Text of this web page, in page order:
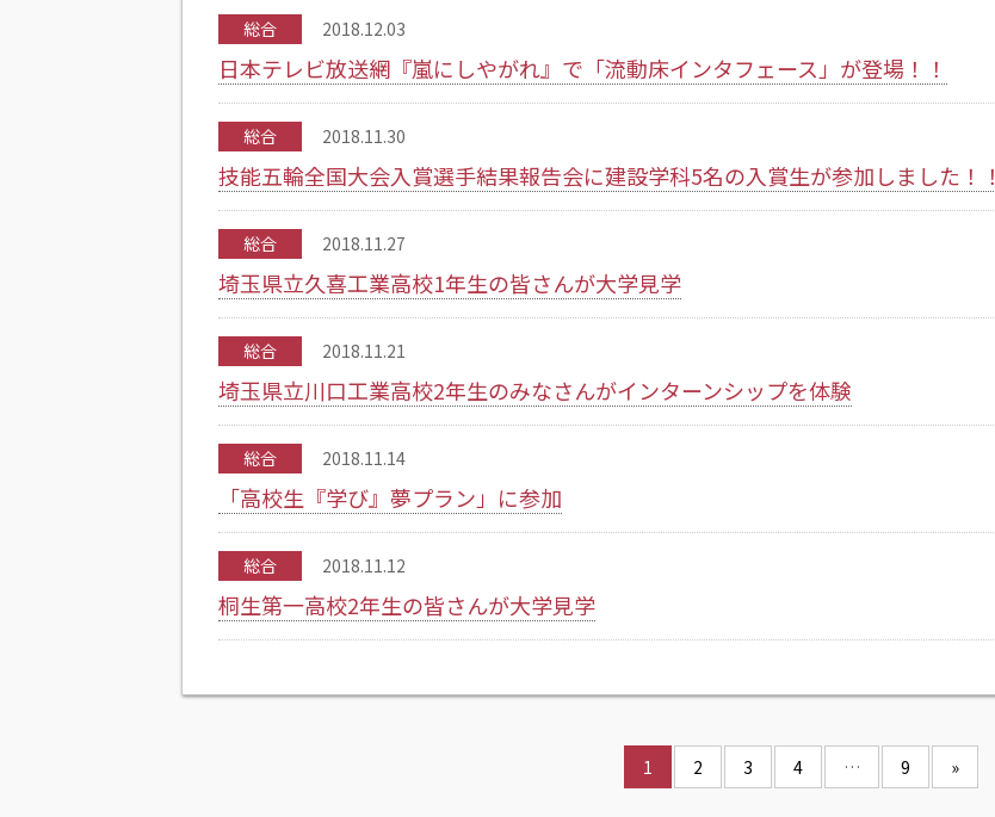
総合 2018.12.03
日本テレビ放送網『嵐にしやがれ』で「流動床インタフェース」が登場！！
総合 2018.11.30
技能五輪全国大会入賞選手結果報告会に建設学科5名の入賞生が参加しました！！
総合 2018.11.27
埼玉県立久喜工業高校1年生の皆さんが大学見学
総合 2018.11.21
埼玉県立川口工業高校2年生のみなさんがインターンシップを体験
総合 2018.11.14
「高校生『学び』夢プラン」に参加
総合 2018.11.12
桐生第一高校2年生の皆さんが大学見学
1 2 3 4 … 9 »